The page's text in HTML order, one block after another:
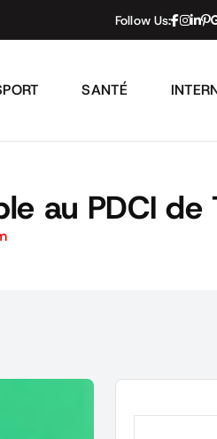
Follow Us:
SANTÉ
au PDCI